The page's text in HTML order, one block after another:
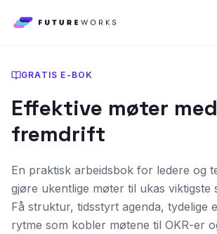
GRATIS E-BOK
Effektive møter med
fremdrift
En praktisk arbeidsbok for ledere og
gjøre ukentlige møter til ukas viktigste
Få struktur, tidsstyrt agenda, tydelige
rytme som kobler møtene til OKR-er